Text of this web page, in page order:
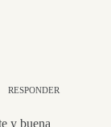
RESPONDER
y buena